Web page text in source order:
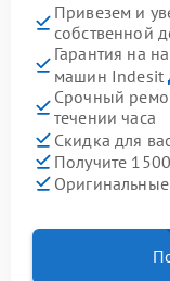
Привезем и
собственной
Гарантия на
машин Indesit
Срочный
течении часа
Скидка для
Получите